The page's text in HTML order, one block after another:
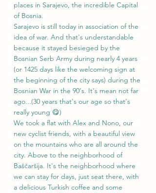
places in Sarajevo, the incredible Capital
of Bosnia.
Sarajevo is still today in association of the
idea of war. And that's understandable
because it stayed besieged by the
Bosnian Serb Army during nearly 4 years
(or 1425 days like the welcoming sign at
the beginning of the city says) during the
Bosnian War in the 90's. It's mean not far
ago...(30 years that's our age so that's
really young 😋)
We took a flat with Alex and Nono, our
new cyclist friends, with a beautiful view
on the mountains who are all around the
city. Above to the neighborhood of
Baščaršija. It's the neighborhood where
we can stay for days, just seat there, with
a delicious Turkish coffee and some